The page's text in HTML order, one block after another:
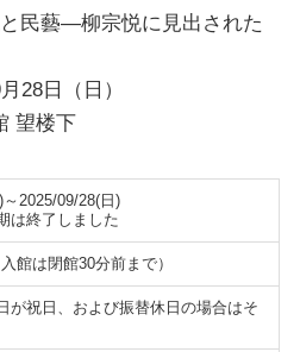
民藝―柳宗悦に見出された
28日（日）
望楼下
2025/09/28(日)
は終了しました
館は閉館30分前まで）
が祝日、および振替休日の場合はそ